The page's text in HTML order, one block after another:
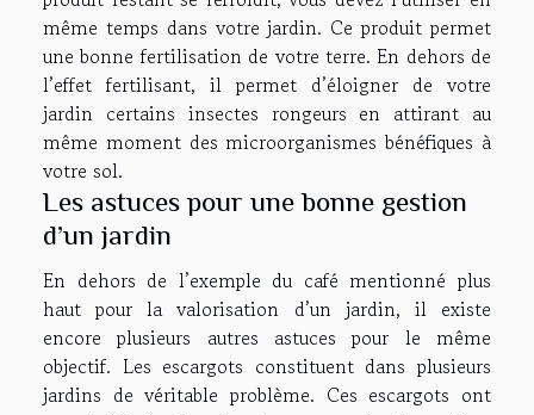
même temps dans votre jardin. Ce produit permet
une bonne fertilisation de votre terre. En dehors de
l’effet fertilisant, il permet d’éloigner de votre
jardin certains insectes rongeurs en attirant au
même moment des microorganismes bénéfiques à
votre sol.
Les astuces pour une bonne gestion
d’un jardin
En dehors de l’exemple du café mentionné plus
haut pour la valorisation d’un jardin, il existe
encore plusieurs autres astuces pour le même
objectif. Les escargots constituent dans plusieurs
jardins de véritable problème. Ces escargots ont